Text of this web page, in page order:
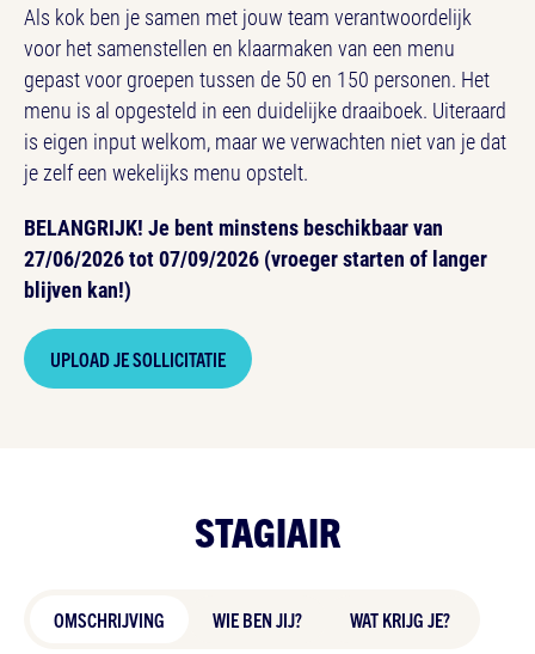
Als kok ben je samen met jouw team verantwoordelijk
voor het samenstellen en klaarmaken van een menu
gepast voor groepen tussen de 50 en 150 personen. Het
menu is al opgesteld in een duidelijke draaiboek. Uiteraard
is eigen input welkom, maar we verwachten niet van je dat
je zelf een wekelijks menu opstelt.
BELANGRIJK! Je bent minstens beschikbaar van
27/06/2026 tot 07/09/2026 (vroeger starten of langer
blijven kan!)
UPLOAD JE SOLLICITATIE
STAGIAIR
OMSCHRIJVING WIE BEN JIJ? WAT KRIJG JE?